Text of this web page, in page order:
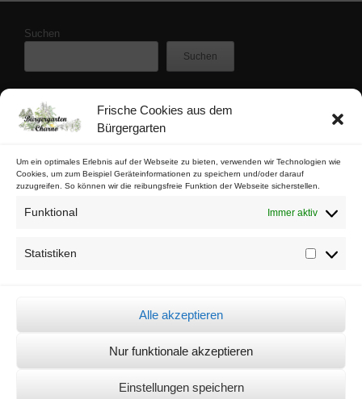
Frische Cookies aus dem
Bürgergarten
Um ein optimales Erlebnis auf der Webseite zu bieten, verwenden wir Technologien wie
Cookies, um zum Beispiel Geräteinformationen zu speichern und/oder darauf
zuzugreifen. So können wir die reibungsfreie Funktion der Webseite sicherstellen.
Funktional Immer aktiv
Statistiken
Alle akzeptieren
Nur funktionale akzeptieren
Einstellungen speichern
Suchen
Suchen
Zuletzt veröffentlicht
Buschfunk-Rezensionen: Gartenkrimis von Maren Gießwald
Buschfunk-Rezensionen: Schrebergartenkrimis von Mona Nikolay
Tschaabgsi-Körbchen
© Bürgergarten Charlottenburg Nord 2026 -
Sämtliche Bilder auf dieser
Seite dürfen unter der Quellenangabe "© Bürgergarten Charno"